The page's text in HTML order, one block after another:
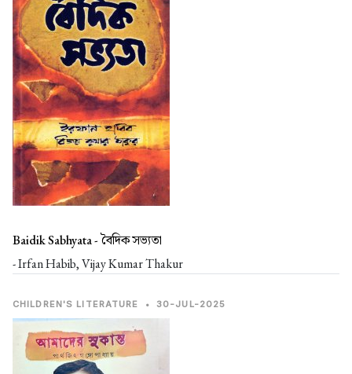
Baidik Sabhyata -বৈদিক সভ্যতা
- Irfan Habib, Vijay Kumar Thakur
CHILDREN'S LITERATURE • 30-JUL-2025